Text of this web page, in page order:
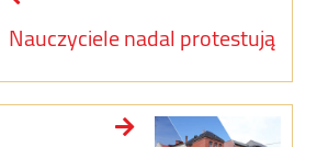
Nauczyciele nadal protestują